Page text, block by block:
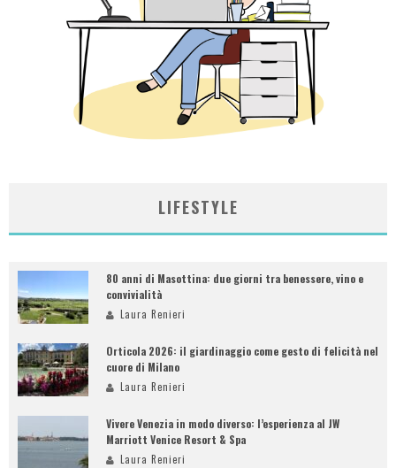
LIFESTYLE
80 anni di Masottina: due giorni tra benessere, vino e
convivialità
Laura Renieri
Orticola 2026: il giardinaggio come gesto di felicità nel
cuore di Milano
Laura Renieri
Vivere Venezia in modo diverso: l’esperienza al JW
Marriott Venice Resort & Spa
Laura Renieri